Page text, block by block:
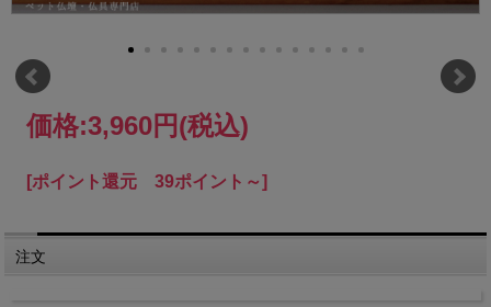
価格:3,960円(税込)
[ポイント還元 39ポイント～]
注文